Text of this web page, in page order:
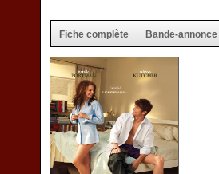
Fiche complète Bande-annonce